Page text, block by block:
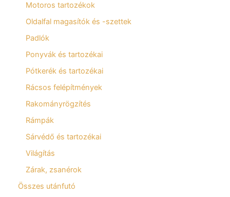
Motoros tartozékok
Oldalfal magasítók és -szettek
Padlók
Ponyvák és tartozékai
Pótkerék és tartozékai
Rácsos felépítmények
Rakományrögzítés
Rámpák
Sárvédő és tartozékai
Világítás
Zárak, zsanérok
Összes utánfutó